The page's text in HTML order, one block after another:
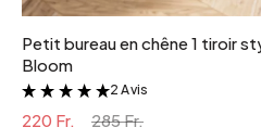
Petit bureau en chêne 1 tiroir
Bloom
&
2 Avis
220 Fr. 285 Fr.